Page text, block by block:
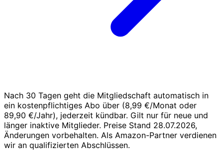
Nach 30 Tagen geht die Mitgliedschaft automatisch in
ein kostenpflichtiges Abo über (8,99 €/Monat oder
89,90 €/Jahr), jederzeit kündbar. Gilt nur für neue und
länger inaktive Mitglieder. Preise Stand 28.07.2026,
Änderungen vorbehalten. Als Amazon-Partner verdienen
wir an qualifizierten Abschlüssen.